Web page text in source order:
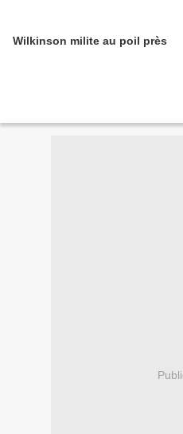
Wilkinson milite au poil près